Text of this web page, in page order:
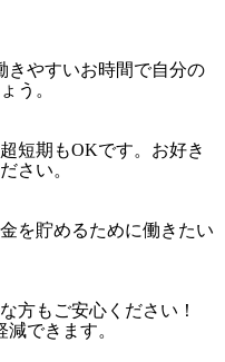
きやすいお時間で自分の
う。
短期もOKです。お好き
さい。
を貯めるために働きたい
方もご安心ください！
できます。